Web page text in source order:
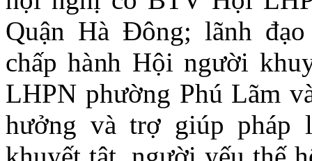
Quận Hà Đông; lãnh
chấp hành Hội người
LHPN phường Phú Lãm
hưởng và trợ giúp